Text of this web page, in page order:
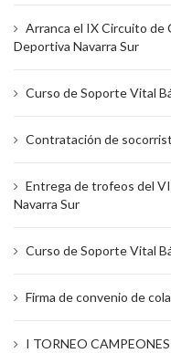
Arranca el IX Circuito de
Deportiva Navarra Sur
Curso de Soporte Vital
Contratación de
Entrega de trofeos del
Navarra Sur
Curso de Soporte Vital
Firma de convenio de
I TORNEO